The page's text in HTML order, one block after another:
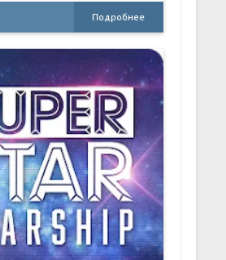
Подробнее